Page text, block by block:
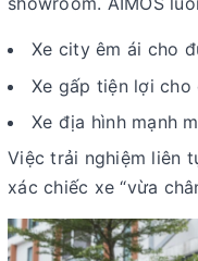
Xe city êm ái cho
Xe gấp tiện lợi cho
Xe địa hình mạnh
Việc trải nghiệm liên
xác chiếc xe “vừa